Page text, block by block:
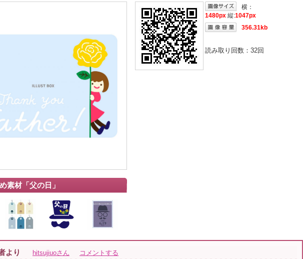
素材「父の日」
横：
1480px 縦:1047px
356.31kb
読み取り回数： 32回
より hitsujiuoさん コメントする